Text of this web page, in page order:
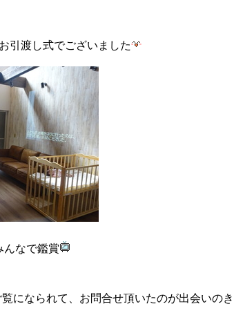
引渡し式でございました
んなで鑑賞
になられて、お問合せ頂いたのが出会いの